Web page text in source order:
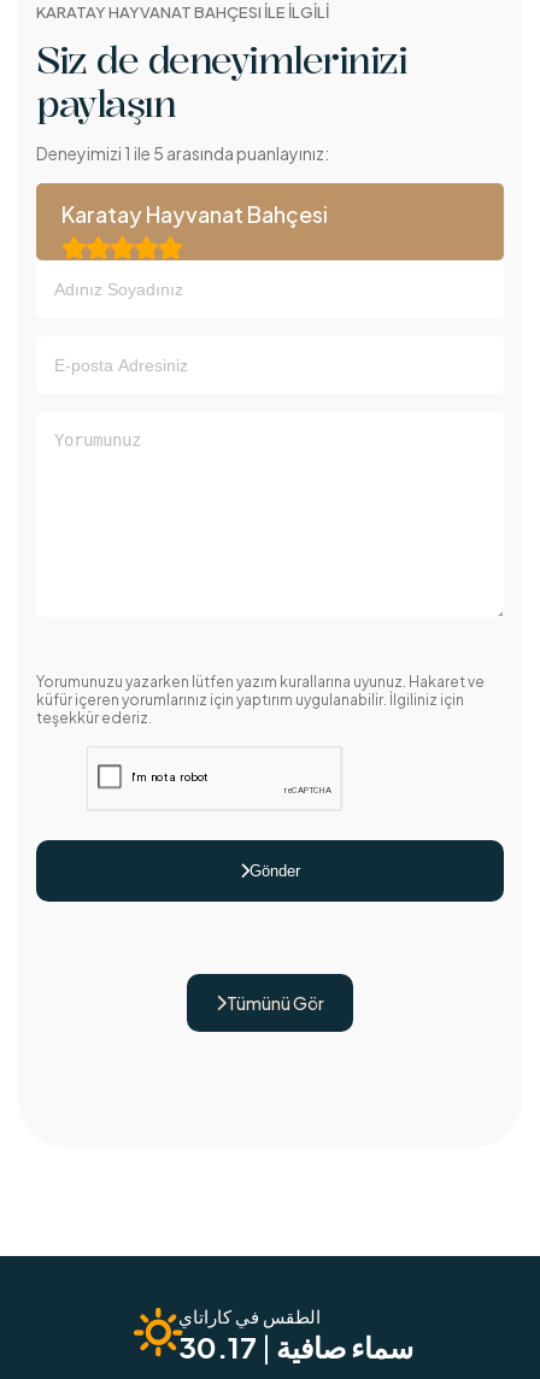
KARATAY HAYVANAT BAHÇESI İLE İLGİLİ
Siz de deneyimlerinizi
paylaşın
Deneyimizi 1 ile 5 arasında puanlayınız:

Karatay Hayvanat Bahçesi
Yorumunuzu yazarken lütfen yazım kurallarına uyunuz. Hakaret ve
küfür içeren yorumlarınız için yaptırım uygulanabilir. İlgiliniz için
teşekkür ederiz.
Gönder
Tümünü Gör
الطقس في كاراتاي
30.17 | سماء صافية